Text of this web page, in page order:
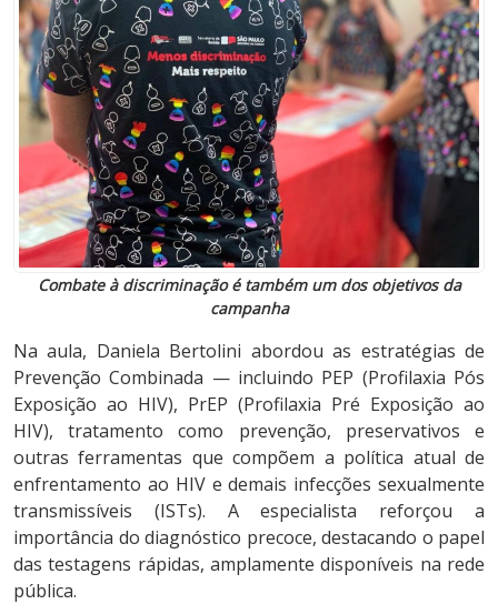
Combate à discriminação é também um dos objetivos da
campanha
Na aula, Daniela Bertolini abordou as estratégias de
Prevenção Combinada — incluindo PEP (Profilaxia Pós
Exposição ao HIV), PrEP (Profilaxia Pré Exposição ao
HIV), tratamento como prevenção, preservativos e
outras ferramentas que compõem a política atual de
enfrentamento ao HIV e demais infecções sexualmente
transmissíveis (ISTs). A especialista reforçou a
importância do diagnóstico precoce, destacando o papel
das testagens rápidas, amplamente disponíveis na rede
pública.